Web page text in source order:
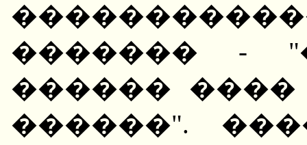
������� -
������
������".